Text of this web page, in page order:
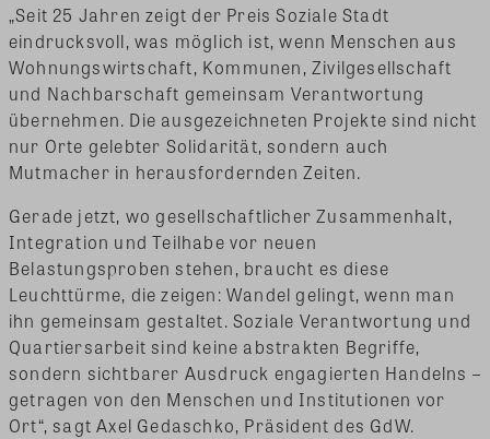
„Seit 25 Jahren zeigt der Preis Soziale Stadt
eindrucksvoll, was möglich ist, wenn Menschen aus
Wohnungswirtschaft, Kommunen, Zivilgesellschaft
und Nachbarschaft gemeinsam Verantwortung
übernehmen. Die ausgezeichneten Projekte sind nicht
nur Orte gelebter Solidarität, sondern auch
Mutmacher in herausfordernden Zeiten.
Gerade jetzt, wo gesellschaftlicher Zusammenhalt,
Integration und Teilhabe vor neuen
Belastungsproben stehen, braucht es diese
Leuchttürme, die zeigen: Wandel gelingt, wenn man
ihn gemeinsam gestaltet. Soziale Verantwortung und
Quartiersarbeit sind keine abstrakten Begriffe,
sondern sichtbarer Ausdruck engagierten Handelns –
getragen von den Menschen und Institutionen vor
Ort“, sagt Axel Gedaschko, Präsident des GdW.